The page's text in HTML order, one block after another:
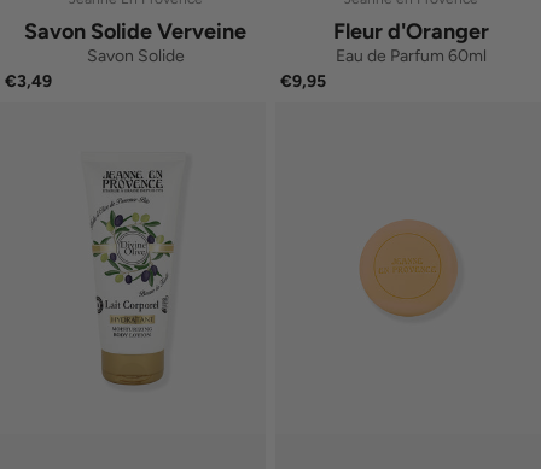
Savon Solide Verveine
Savon Solide
€3,49
Fleur d'Oranger
Eau de Parfum 60ml
€9,95